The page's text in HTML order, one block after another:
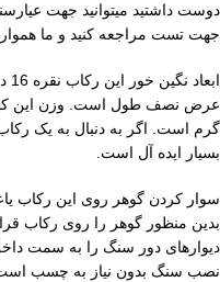
دوست داشتید میتوانید جهت
جهت تست مراجعه کنید و ما
گرم است. اگر به دنبال به یک رکاب
بسیار ایده آل است.
سوار کردن گوهر روی این رکاب
بدین منظور گوهر را روی رکاب
دیوارهای دور سنگ را به سمت
نصب سنگ بدون نیاز به چسب است.